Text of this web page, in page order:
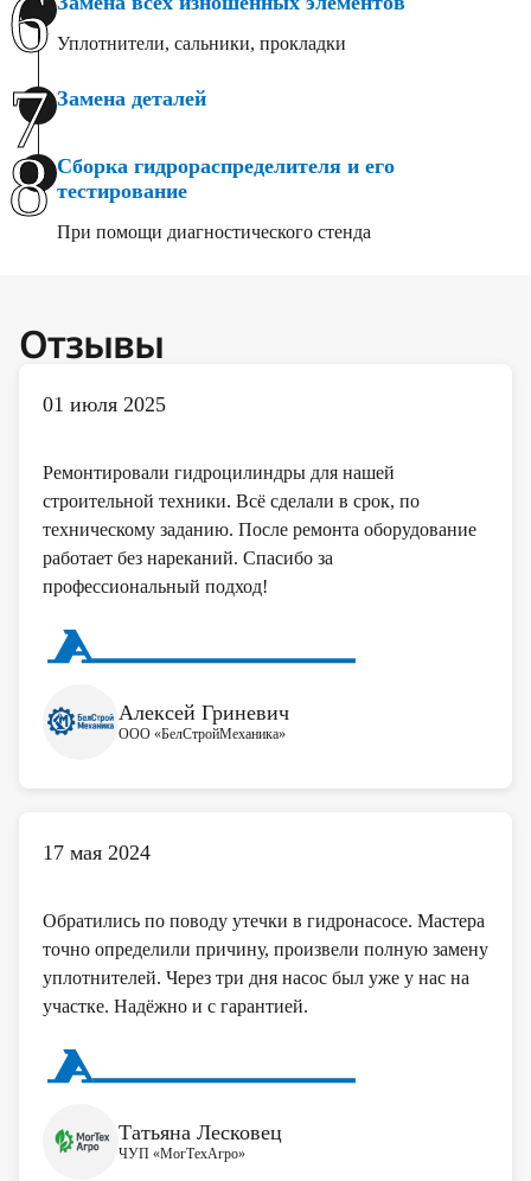
Уплотнители, сальники, прокладки
6
Замена деталей
7
Сборка гидрораспределителя и его
тестирование
При помощи диагностического стенда
8
Отзывы
01 июля 2025
Ремонтировали гидроцилиндры для нашей
строительной техники. Всё сделали в срок, по
техническому заданию. После ремонта оборудование
работает без нареканий. Спасибо за
профессиональный подход!
Алексей Гриневич
ООО «БелСтройМеханика»
17 мая 2024
Обратились по поводу утечки в гидронасосе. Мастера
точно определили причину, произвели полную замену
уплотнителей. Через три дня насос был уже у нас на
участке. Надёжно и с гарантией.
Татьяна Лесковец
ЧУП «МогТехАгро»